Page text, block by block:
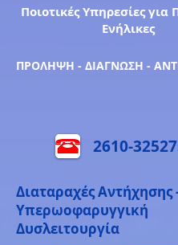
Ποιοτικές Υπηρεσίες για
Ενήλικες
ΠΡΟΛΗΨΗ - ΔΙΑΓΝΩΣΗ -
2610-
Διαταραχές Αντήχησης
Υπερωοφαρυγγική
Δυσλειτουργία